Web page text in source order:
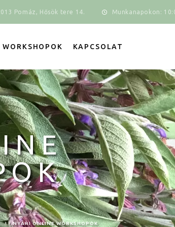
Pomáz, Hősök tere 14. Munkanapokon:
WORKSHOPOK KAPCSOLAT
NYÁRI ONLINE WORKSHOPOK